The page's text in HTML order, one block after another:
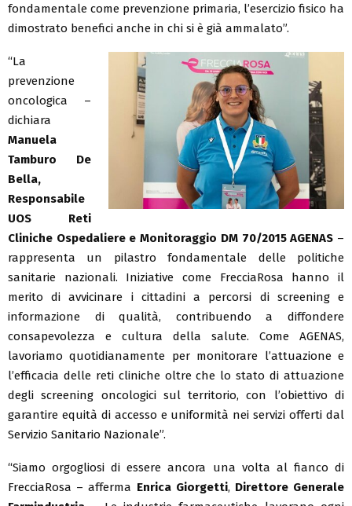
fondamentale come prevenzione primaria, l’esercizio fisico ha
dimostrato benefici anche in chi si è già ammalato”.
“La
prevenzione
oncologica –
dichiara
Manuela
Tamburo De
Bella,
Responsabile
UOS Reti
Cliniche Ospedaliere e Monitoraggio DM 70/2015 AGENAS –
rappresenta un pilastro fondamentale delle politiche
sanitarie nazionali. Iniziative come FrecciaRosa hanno il
merito di avvicinare i cittadini a percorsi di screening e
informazione di qualità, contribuendo a diffondere
consapevolezza e cultura della salute. Come AGENAS,
lavoriamo quotidianamente per monitorare l’attuazione e
l’efficacia delle reti cliniche oltre che lo stato di attuazione
degli screening oncologici sul territorio, con l’obiettivo di
garantire equità di accesso e uniformità nei servizi offerti dal
Servizio Sanitario Nazionale”.
“Siamo orgogliosi di essere ancora una volta al fianco di
FrecciaRosa – afferma Enrica Giorgetti, Direttore Generale